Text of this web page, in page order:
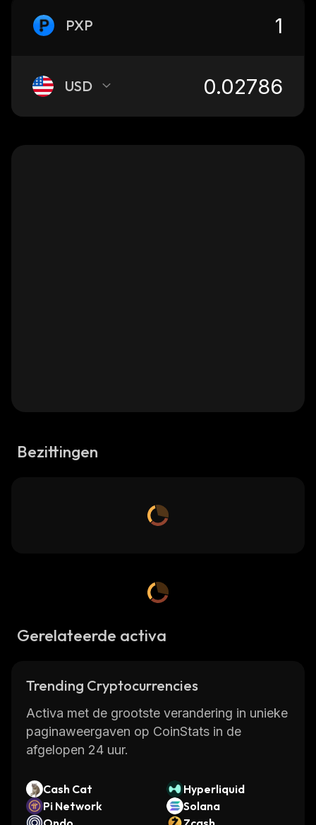
PXP
USD
Bezittingen
Gerelateerde activa
Trending Cryptocurrencies
Activa met de grootste verandering in unieke
paginaweergaven op CoinStats in de
afgelopen 24 uur.
Cash Cat
Hyperliquid
Pi Network
Solana